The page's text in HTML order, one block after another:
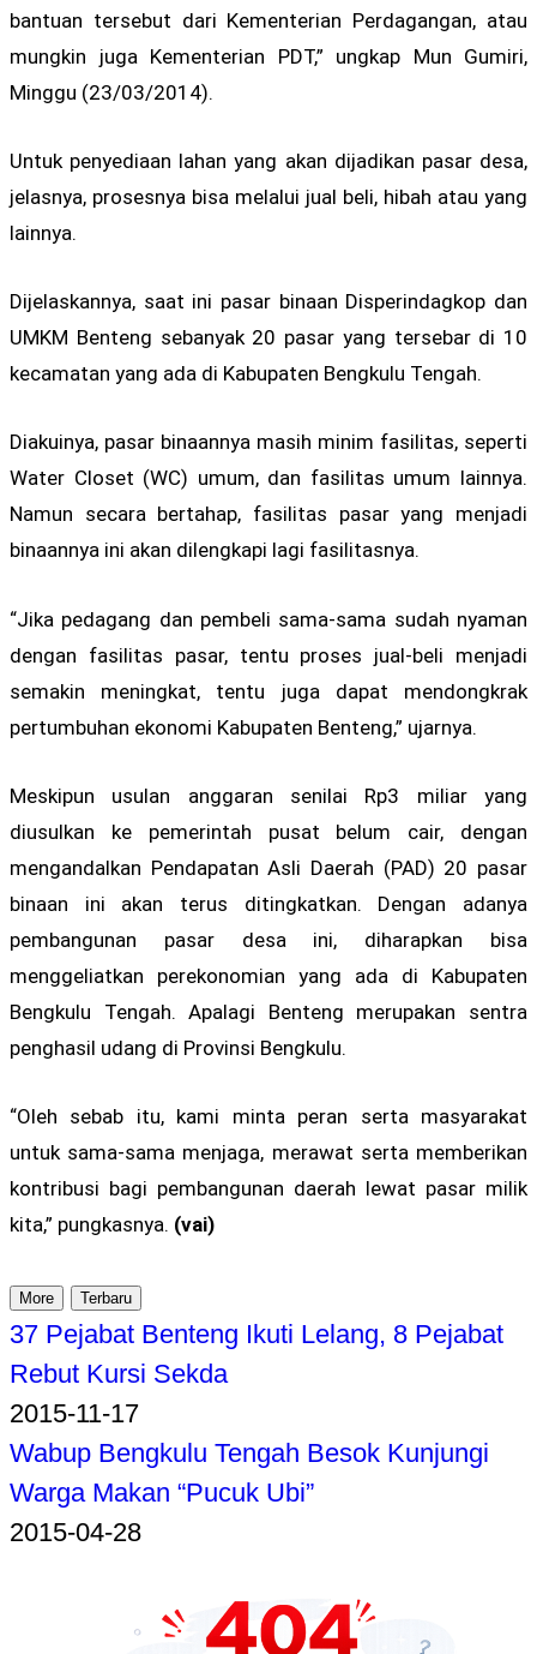
bantuan tersebut dari Kementerian Perdagangan, atau
mungkin juga Kementerian PDT,” ungkap Mun Gumiri,
Minggu (23/03/2014).
Untuk penyediaan lahan yang akan dijadikan pasar desa,
jelasnya, prosesnya bisa melalui jual beli, hibah atau yang
lainnya.
Dijelaskannya, saat ini pasar binaan Disperindagkop dan
UMKM Benteng sebanyak 20 pasar yang tersebar di 10
kecamatan yang ada di Kabupaten Bengkulu Tengah.
Diakuinya, pasar binaannya masih minim fasilitas, seperti
Water Closet (WC) umum, dan fasilitas umum lainnya.
Namun secara bertahap, fasilitas pasar yang menjadi
binaannya ini akan dilengkapi lagi fasilitasnya.
“Jika pedagang dan pembeli sama-sama sudah nyaman
dengan fasilitas pasar, tentu proses jual-beli menjadi
semakin meningkat, tentu juga dapat mendongkrak
pertumbuhan ekonomi Kabupaten Benteng,” ujarnya.
Meskipun usulan anggaran senilai Rp3 miliar yang
diusulkan ke pemerintah pusat belum cair, dengan
mengandalkan Pendapatan Asli Daerah (PAD) 20 pasar
binaan ini akan terus ditingkatkan. Dengan adanya
pembangunan pasar desa ini, diharapkan bisa
menggeliatkan perekonomian yang ada di Kabupaten
Bengkulu Tengah. Apalagi Benteng merupakan sentra
penghasil udang di Provinsi Bengkulu.
“Oleh sebab itu, kami minta peran serta masyarakat
untuk sama-sama menjaga, merawat serta memberikan
kontribusi bagi pembangunan daerah lewat pasar milik
kita,” pungkasnya. (vai)
More Terbaru
37 Pejabat Benteng Ikuti Lelang, 8 Pejabat
Rebut Kursi Sekda
2015-11-17
Wabup Bengkulu Tengah Besok Kunjungi
Warga Makan “Pucuk Ubi”
2015-04-28